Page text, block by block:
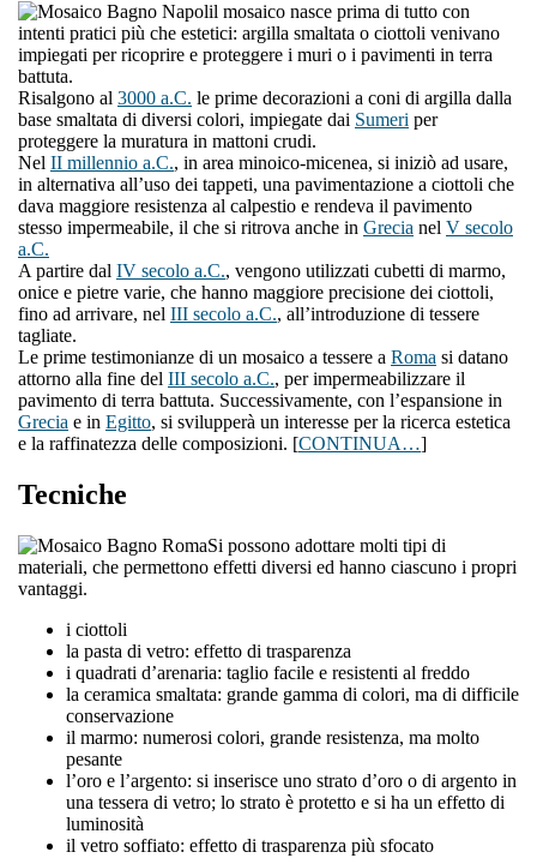
l mosaico nasce prima di tutto con
intenti pratici più che estetici: argilla smaltata o ciottoli venivano
impiegati per ricoprire e proteggere i muri o i pavimenti in terra
battuta.
Risalgono al 3000 a.C. le prime decorazioni a coni di argilla dalla
base smaltata di diversi colori, impiegate dai Sumeri per
proteggere la muratura in mattoni crudi.
Nel II millennio a.C., in area minoico-micenea, si iniziò ad usare,
in alternativa all’uso dei tappeti, una pavimentazione a ciottoli che
dava maggiore resistenza al calpestio e rendeva il pavimento
stesso impermeabile, il che si ritrova anche in Grecia nel V secolo
a.C.
A partire dal IV secolo a.C., vengono utilizzati cubetti di marmo,
onice e pietre varie, che hanno maggiore precisione dei ciottoli,
fino ad arrivare, nel III secolo a.C., all’introduzione di tessere
tagliate.
Le prime testimonianze di un mosaico a tessere a Roma si datano
attorno alla fine del III secolo a.C., per impermeabilizzare il
pavimento di terra battuta. Successivamente, con l’espansione in
Grecia e in Egitto, si svilupperà un interesse per la ricerca estetica
e la raffinatezza delle composizioni. [CONTINUA…]
Tecniche
Si possono adottare molti tipi di
materiali, che permettono effetti diversi ed hanno ciascuno i propri
vantaggi.
i ciottoli
la pasta di vetro: effetto di trasparenza
i quadrati d’arenaria: taglio facile e resistenti al freddo
la ceramica smaltata: grande gamma di colori, ma di difficile
conservazione
il marmo: numerosi colori, grande resistenza, ma molto
pesante
l’oro e l’argento: si inserisce uno strato d’oro o di argento in
una tessera di vetro; lo strato è protetto e si ha un effetto di
luminosità
il vetro soffiato: effetto di trasparenza più sfocato